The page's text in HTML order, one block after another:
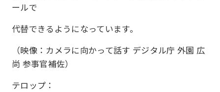
ールで
代替できるようになっています。
（映像：カメラに向かって話す デジタル庁 外園 広
尚 参事官補佐）
テロップ：